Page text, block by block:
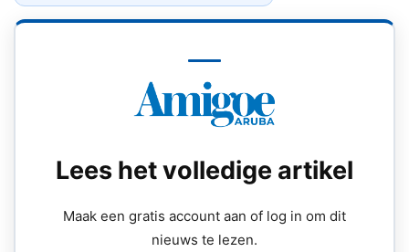
Lees het volledige artikel
Maak een gratis account aan of log in om dit
nieuws te lezen.